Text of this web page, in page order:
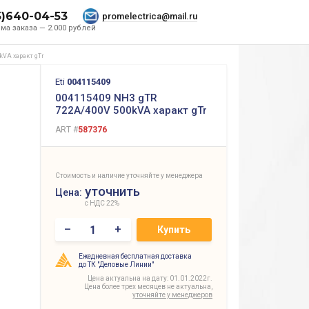
заказа — 2.000 рублей
04-53 promelectrica@mail.ru
характ gTr
Eti 004115409
004115409 NH3 gTR
722A/400V 500kVA характ gTr
ART #587376
Стоимость и наличие уточняйте у менеджера
Цена: уточнить
с НДС 22%
– + Купить
Ежедневная бесплатная доставка
до ТК "Деловые Линии"
Цена актуальна на дату: 01.01.2022г.
Цена более трех месяцев не актуальна,
уточняйте у менеджеров